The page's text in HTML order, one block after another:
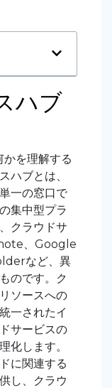
ハブ
を理解する
ハブとは、
一の窓口で
集中型プラ
クラウドサ
、Google
など、異
のです。ク
ソースへの
一されたイ
サービスの
化します。
に関連する
し、クラウ